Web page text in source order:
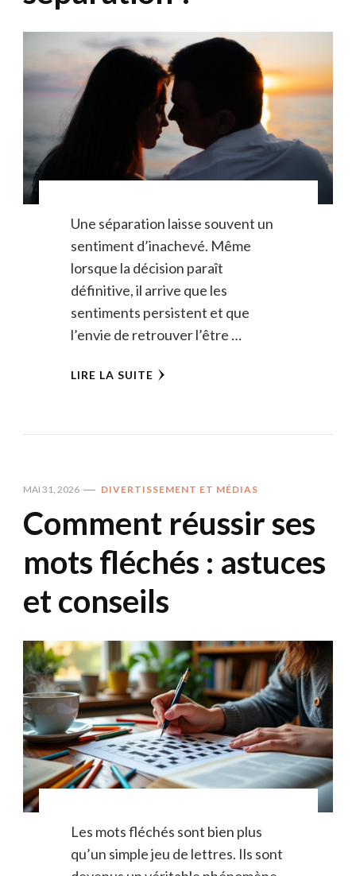
Une séparation laisse souvent un
sentiment d’inachevé. Même
lorsque la décision paraît
définitive, il arrive que les
sentiments persistent et que
l’envie de retrouver l’être …
LIRE LA SUITE
MAI 31, 2026 DIVERTISSEMENT ET MÉDIAS
Comment réussir ses
mots fléchés : astuces
et conseils
Les mots fléchés sont bien plus
qu’un simple jeu de lettres. Ils sont